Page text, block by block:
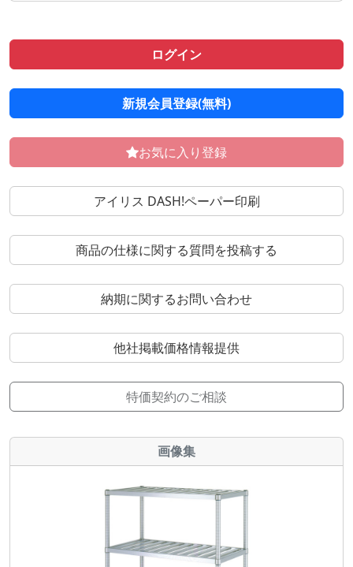
ログイン
新規会員登録(無料)
お気に入り登録
アイリス DASH!ペーパー印刷
商品の仕様に関する質問を投稿する
納期に関するお問い合わせ
他社掲載価格情報提供
特価契約のご相談
画像集